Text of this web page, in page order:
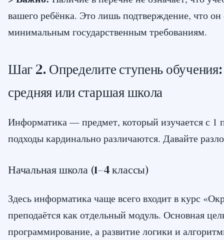
вашего ребёнка. Это лишь подтверждение, что он
минимальным государственным требованиям.
Шаг 2. Определите ступень обучения:
средняя или старшая школа
Информатика — предмет, который изучается с 1
подходы кардинально различаются. Давайте
Начальная школа (1–4 классы)
Здесь информатика чаще всего входит в курс
преподаётся как отдельный модуль. Основная
программирование, а развитие логики и